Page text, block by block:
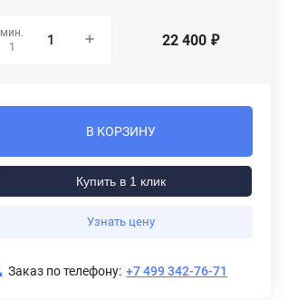
мин.
1
22 400 ₽
В КОРЗИНУ
Купить в 1 клик
Узнать цену
Заказ по телефону: +7 499 342-76-71